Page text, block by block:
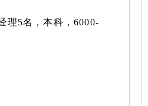
理5名，本科，6000-